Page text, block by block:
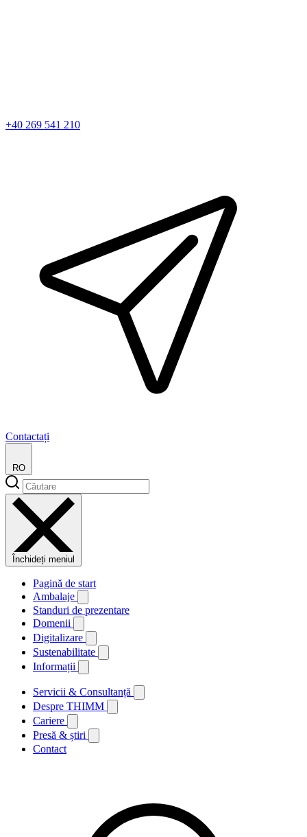
+40 269 541 210
Contactați
RO
Închideți meniul
Pagină de start
Ambalaje
Standuri de prezentare
Domenii
Digitalizare
Sustenabilitate
Informații
Servicii & Consultanță
Despre THIMM
Cariere
Presă & știri
Contact